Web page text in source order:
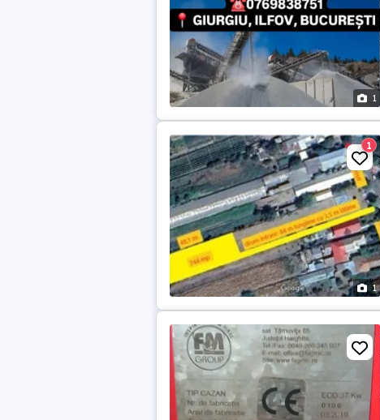
1
1
1